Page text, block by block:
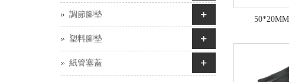
調節腳墊 +
塑料腳墊 +
紙管塞蓋 +